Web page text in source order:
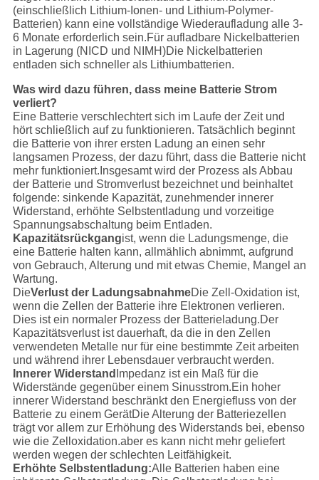
(einschließlich Lithium-Ionen- und Lithium-Polymer-
Batterien) kann eine vollständige Wiederaufladung alle 3-
6 Monate erforderlich sein.Für aufladbare Nickelbatterien
in Lagerung (NICD und NIMH)Die Nickelbatterien
entladen sich schneller als Lithiumbatterien.
Was wird dazu führen, dass meine Batterie Strom
verliert?
Eine Batterie verschlechtert sich im Laufe der Zeit und
hört schließlich auf zu funktionieren. Tatsächlich beginnt
die Batterie von ihrer ersten Ladung an einen sehr
langsamen Prozess, der dazu führt, dass die Batterie nicht
mehr funktioniert.Insgesamt wird der Prozess als Abbau
der Batterie und Stromverlust bezeichnet und beinhaltet
folgende: sinkende Kapazität, zunehmender innerer
Widerstand, erhöhte Selbstentladung und vorzeitige
Spannungsabschaltung beim Entladen.
Kapazitätsrückgangist, wenn die Ladungsmenge, die
eine Batterie halten kann, allmählich abnimmt, aufgrund
von Gebrauch, Alterung und mit etwas Chemie, Mangel an
Wartung.
DieVerlust der LadungsabnahmeDie Zell-Oxidation ist,
wenn die Zellen der Batterie ihre Elektronen verlieren.
Dies ist ein normaler Prozess der Batterieladung.Der
Kapazitätsverlust ist dauerhaft, da die in den Zellen
verwendeten Metalle nur für eine bestimmte Zeit arbeiten
und während ihrer Lebensdauer verbraucht werden.
Innerer Widerstand Impedanz ist ein Maß für die
Widerstände gegenüber einem Sinusstrom.Ein hoher
innerer Widerstand beschränkt den Energiefluss von der
Batterie zu einem GerätDie Alterung der Batteriezellen
trägt vor allem zur Erhöhung des Widerstands bei, ebenso
wie die Zelloxidation.aber es kann nicht mehr geliefert
werden wegen der schlechten Leitfähigkeit.
Erhöhte Selbstentladung:Alle Batterien haben eine